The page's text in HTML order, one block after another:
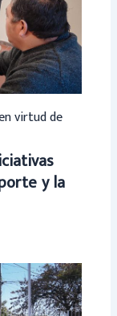
virtud de
y la